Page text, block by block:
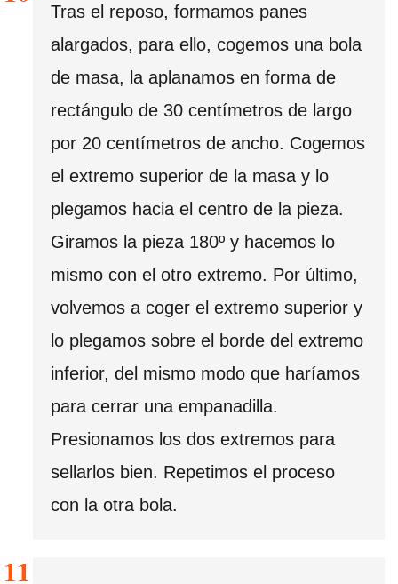
Tras el reposo, formamos panes
alargados, para ello, cogemos una bola
de masa, la aplanamos en forma de
rectángulo de 30 centímetros de largo
por 20 centímetros de ancho. Cogemos
el extremo superior de la masa y lo
plegamos hacia el centro de la pieza.
Giramos la pieza 180º y hacemos lo
mismo con el otro extremo. Por último,
volvemos a coger el extremo superior y
lo plegamos sobre el borde del extremo
inferior, del mismo modo que haríamos
para cerrar una empanadilla.
Presionamos los dos extremos para
sellarlos bien. Repetimos el proceso
con la otra bola.